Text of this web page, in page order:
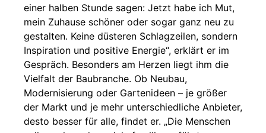
einer halben Stunde sagen: Jetzt habe ich Mut,
mein Zuhause schöner oder sogar ganz neu zu
gestalten. Keine düsteren Schlagzeilen, sondern
Inspiration und positive Energie“, erklärt er im
Gespräch. Besonders am Herzen liegt ihm die
Vielfalt der Baubranche. Ob Neubau,
Modernisierung oder Gartenideen – je größer
der Markt und je mehr unterschiedliche Anbieter,
desto besser für alle, findet er. „Die Menschen